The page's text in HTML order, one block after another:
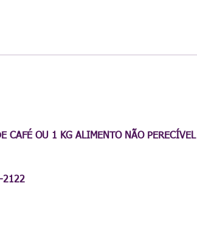
CAFÉ OU 1 KG ALIMENTO NÃO PERECÍVEL
2122